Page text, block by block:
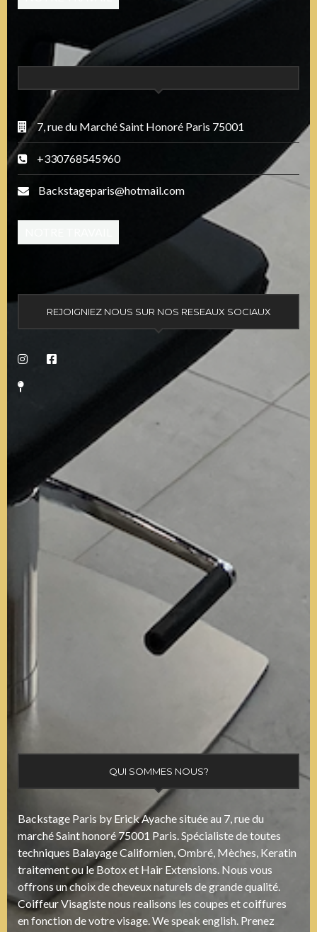
7, rue du Marché Saint Honoré Paris 75001
+330768545960
Backstageparis@hotmail.com
REJOIGNIEZ NOUS SUR NOS RESEAUX SOCIAUX
QUI SOMMES NOUS?
Backstage Paris by Erick Ayache située au 7, rue du
marché Saint honoré 75001 Paris. Spécialiste de toutes
techniques Balayage Californien, Ombré, Mèches, Keratin
traitement ou le Botox et Hair Extensions. Nous vous
offrons un choix de cheveux naturels de grande qualité.
Coiffeur Visagiste nous realisons les coupes et coiffures
en fonction de votre visage. We speak english. Prenez